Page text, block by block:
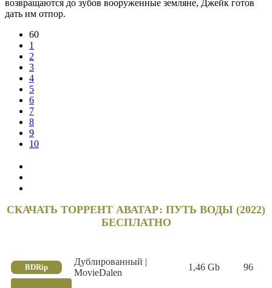
возвращаются до зубов вооруженные земляне, Джейк готов
дать им отпор.
60
1
2
3
4
5
6
7
8
9
10
СКАЧАТЬ ТОРРЕНТ АВАТАР: ПУТЬ ВОДЫ (2022)
БЕСПЛАТНО
BDRip
Дублированный |
MovieDalen
1,46 Gb 96